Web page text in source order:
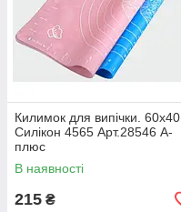
Килимок для випічки. 60х40
Силікон 4565 Арт.28546 А-
плюс
В наявності
215 ₴